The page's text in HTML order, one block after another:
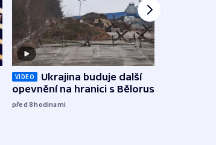
VIDEO
Ukrajina buduje další
opevnění na hranici s Běloruskem
před 8hodinami